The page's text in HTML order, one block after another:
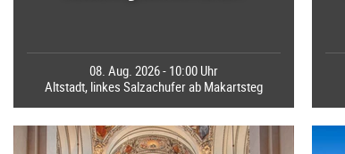
08. Aug. 2026 - 10:00 Uhr
Altstadt, linkes Salzachufer ab Makartsteg